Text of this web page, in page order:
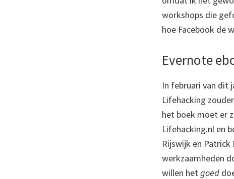
workshops die
hoe Facebook de
Evernote
In februari van dit
Lifehacking
het boek moet er
Lifehacking.nl en
Rijswijk en Patrick
werkzaamheden
willen hetgoed